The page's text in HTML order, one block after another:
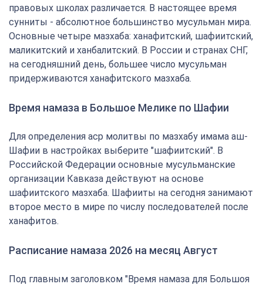
правовых школах различается. В настоящее время
сунниты - абсолютное большинство мусульман мира.
Основные четыре мазхаба: ханафитский, шафиитский,
маликитский и ханбалитский. В России и странах СНГ,
на сегодняшний день, большее число мусульман
придерживаются ханафитского мазхаба.
Время намаза в Большое Мелике по Шафии
Для определения аср молитвы по мазхабу имама аш-
Шафии в настройках выберите "шафиитский". В
Российской Федерации основные мусульманские
организации Кавказа действуют на основе
шафиитского мазхаба. Шафииты на сегодня занимают
второе место в мире по числу последователей после
ханафитов.
Расписание намаза 2026 на месяц Август
Под главным заголовком "Время намаза для Большоя